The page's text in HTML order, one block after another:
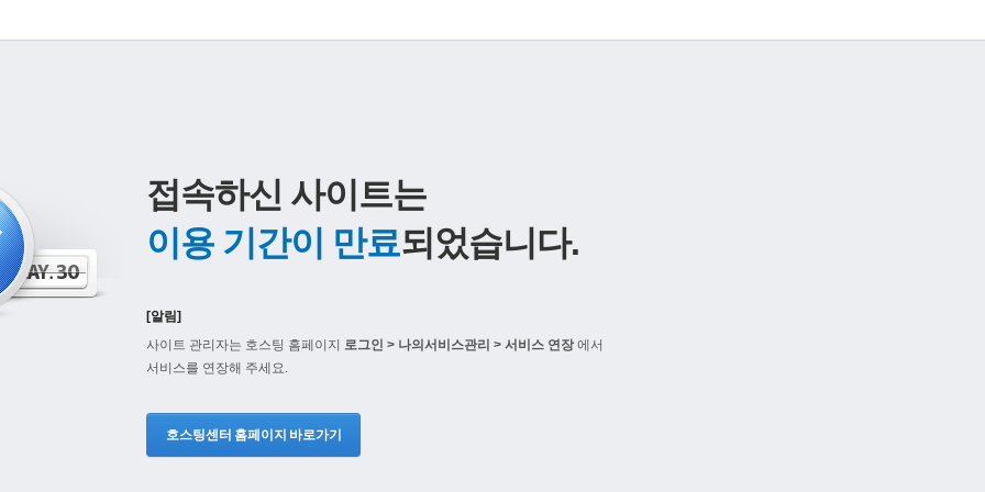
접속하신 사이트는
이용 기간이 만료되었습니다.
[알림]
사이트 관리자는 호스팅 홈페이지 로그인 > 나의서비스관리 > 서비스 연장에서
서비스를 연장해 주세요.
호스팅센터 홈페이지 바로가기